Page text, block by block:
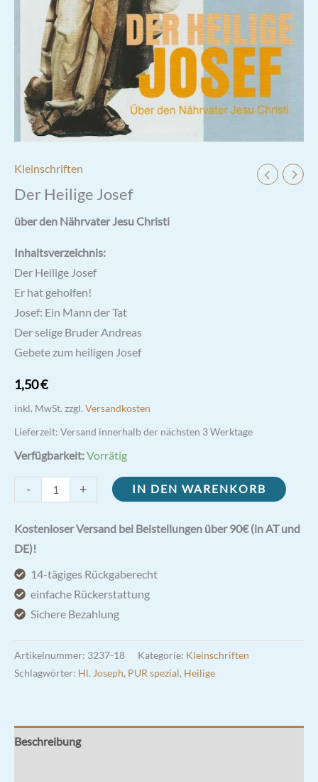
Kleinschriften
Der Heilige Josef
über den Nährvater Jesu Christi
Inhaltsverzeichnis:
Der Heilige Josef
Er hat geholfen!
Josef: Ein Mann der Tat
Der selige Bruder Andreas
Gebete zum heiligen Josef
1,50€
inkl. MwSt. zzgl. Versandkosten
Lieferzeit: Versand innerhalb der nächsten 3 Werktage
Verfügbarkeit:Vorrätig
-
Heilige
Josef
Menge
+ IN DEN WARENKORB
Kostenloser Versand bei Beistellungen über 90€ (in AT und
DE)!
14-tägiges Rückgaberecht
einfache Rückerstattung
Sichere Bezahlung
Artikelnummer: 3237-18 Kategorie: Kleinschriften
Schlagwörter: Hl. Joseph, PUR spezial, Heilige
Beschreibung